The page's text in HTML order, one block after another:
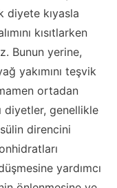
diyete kıyasla
kısıtlarken
Bunun yerine,
yakımını teşvik
ortadan
diyetler, genellikle
direncini
yardımcı